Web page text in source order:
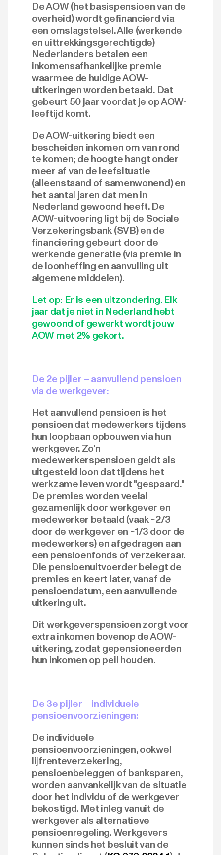
De AOW (het basispensioen van de
overheid) wordt gefinancierd via
een omslagstelsel. Alle (werkende
en uittrekkingsgerechtigde)
Nederlanders betalen een
inkomensafhankelijke premie
waarmee de huidige AOW-
uitkeringen worden betaald. Dat
gebeurt 50 jaar voordat je op AOW-
leeftijd komt.
De AOW-uitkering biedt een
bescheiden inkomen om van rond
te komen; de hoogte hangt onder
meer af van de leefsituatie
(alleenstaand of samenwonend) en
het aantal jaren dat men in
Nederland gewoond heeft. De
AOW-uitvoering ligt bij de Sociale
Verzekeringsbank (SVB) en de
financiering gebeurt door de
werkende generatie (via premie in
de loonheffing en aanvulling uit
algemene middelen).
Let op: Er is een uitzondering. Elk
jaar dat je niet in Nederland hebt
gewoond of gewerkt wordt jouw
AOW met 2% gekort.
De 2e pijler – aanvullend pensioen
via de werkgever:
Het aanvullend pensioen is het
pensioen dat medewerkers tijdens
hun loopbaan opbouwen via hun
werkgever. Zo’n
medewerkerspensioen geldt als
uitgesteld loon dat tijdens het
werkzame leven wordt "gespaard."
De premies worden veelal
gezamenlijk door werkgever en
medewerker betaald (vaak ~2/3
door de werkgever en ~1/3 door de
medewerkers) en afgedragen aan
een pensioenfonds of verzekeraar.
Die pensioenuitvoerder belegt de
premies en keert later, vanaf de
pensioendatum, een aanvullende
uitkering uit.
Dit werkgeverspensioen zorgt voor
extra inkomen bovenop de AOW-
uitkering, zodat gepensioneerden
hun inkomen op peil houden.
De 3e pijler – individuele
pensioenvoorzieningen:
De individuele
pensioenvoorzieningen, ookwel
lijfrenteverzekering,
pensioenbeleggen of banksparen,
worden aanvankelijk van de situatie
door het individu of de werkgever
bekostigd. Met inleg vanuit de
werkgever als alternatieve
pensioenregeling. Werkgevers
kunnen sinds het besluit van de